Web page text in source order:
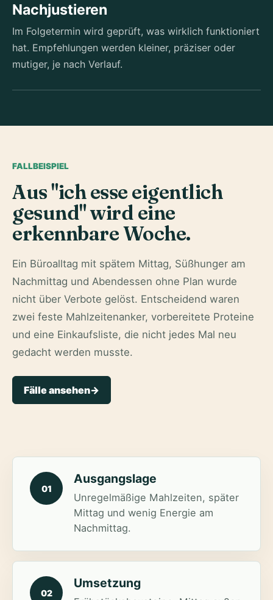
Nachjustieren
Im Folgetermin wird geprüft, was wirklich funktioniert
hat. Empfehlungen werden kleiner, präziser oder
mutiger, je nach Verlauf.
FALLBEISPIEL
Aus "ich esse eigentlich
gesund" wird eine
erkennbare Woche.
Ein Büroalltag mit spätem Mittag, Süßhunger am
Nachmittag und Abendessen ohne Plan wurde
nicht über Verbote gelöst. Entscheidend waren
zwei feste Mahlzeitenanker, vorbereitete Proteine
und eine Einkaufsliste, die nicht jedes Mal neu
gedacht werden musste.
Fälle ansehen->
01
Ausgangslage
Unregelmäßige Mahlzeiten, später
Mittag und wenig Energie am
Nachmittag.
02
Umsetzung